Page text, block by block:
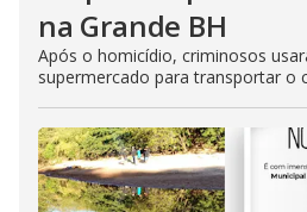
na Grande BH
Após o homicídio, criminosos
supermercado para transportar o